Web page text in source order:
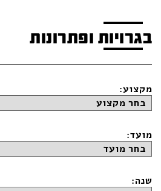
בגרויות ופתרונות
מקצוע:
מועד:
שנה: